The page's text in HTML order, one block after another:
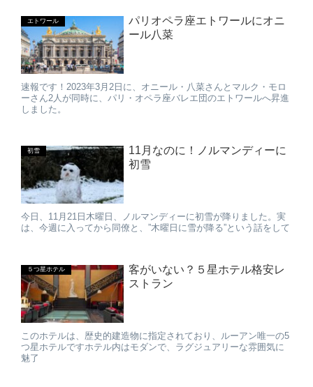
エトワール
パリオペラ座エトワールにオニ
ール八菜
速報です！2023年3月2日に、オニール・八菜さんとマルク・モロ
ーさん2人が同時に、パリ・オペラ座バレエ団のエトワールへ昇進
しました。
初雪
11月なのに！ノルマンディーに
初雪
今日、11月21日木曜日、ノルマンディーに初雪が降りました。実
は、今週に入ってから同僚と、”木曜日に雪が降る”という話をして
５つ星ホテル
客がいない？５星ホテル格安レ
ストラン
このホテルは、歴史的建造物に指定されており、ルーアン唯一の5
つ星ホテルですホテル内はモダンで、ラグジュアリーな雰囲気に
魅了